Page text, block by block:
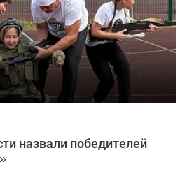
назвали победителей